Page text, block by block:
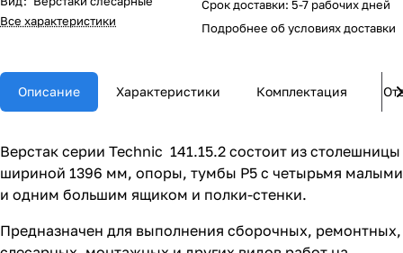
Все характеристики
Срок доставки: 5-7 рабочих дней
Подробнее обусловиях доставки
Описание Характеристики Комплектация
Верстак серии Technic 141.15.2 состоит из столешницы
шириной 1396 мм, опоры, тумбы P5 с четырьмя малыми
и одним большим ящиком и полки-стенки.
Предназначен для выполнения сборочных, ремонтных,